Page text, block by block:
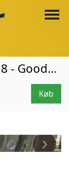
Stål Vinterdæk - 215/55R18 - Goodyear (3846)
Køb